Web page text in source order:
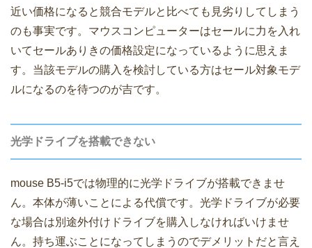
近い価格になると競合モデルと比べても見劣りしてしまう
のも事実です。マウスコンピューターはセールに力を入れ
いてセールありきの価格設定になっているように思えま
す。当該モデルの購入を検討している方はセール対象モデ
ルになるのを待つのが吉です。
光学ドライブを搭載できない
mouse B5-i5では物理的に光学ドライブが搭載できませ
ん。本体が薄いことによる代償です。光学ドライブが必要
な場合は別途外付けドライブを購入しなければいけませ
ん。持ち運ぶことになってしまうのでデメリットだと言え